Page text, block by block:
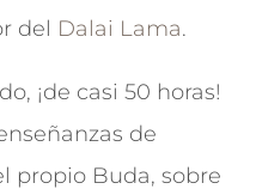
del Dalai Lama.
¡de casi 50 horas!
de
propio Buda, sobre